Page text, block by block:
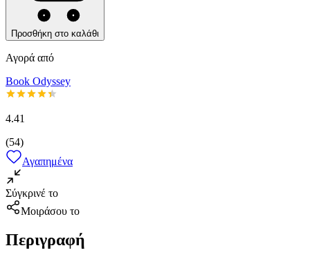
Προσθήκη στο καλάθι
Αγορά από
Book Odyssey
4.41
(54)
Αγαπημένα
Σύγκρινέ το
Μοιράσου το
Περιγραφή